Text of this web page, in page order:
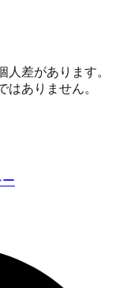
差があります。
はありません。